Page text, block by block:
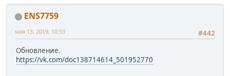
ENS7759
#442
мая 13, 2019, 10:53
Обновление.
https://vk.com/doc138714614_501952770